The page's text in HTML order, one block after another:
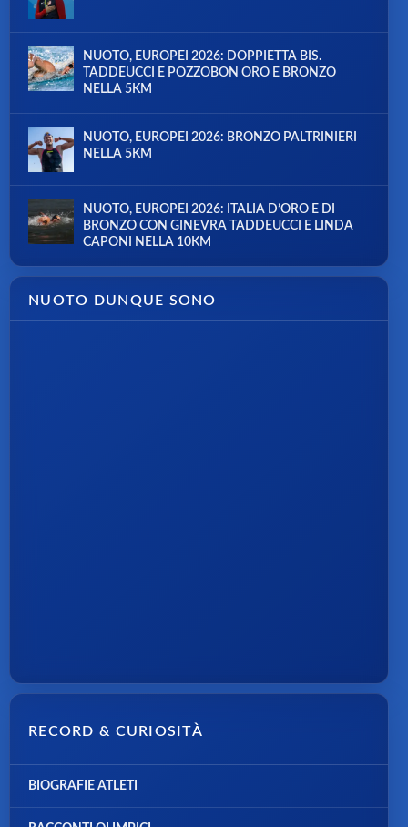
NUOTO, EUROPEI 2026: DOPPIETTA BIS.
TADDEUCCI E POZZOBON ORO E BRONZO
NELLA 5KM
NUOTO, EUROPEI 2026: BRONZO PALTRINIERI
NELLA 5KM
NUOTO, EUROPEI 2026: ITALIA D’ORO E DI
BRONZO CON GINEVRA TADDEUCCI E LINDA
CAPONI NELLA 10KM
NUOTO DUNQUE SONO
RECORD & CURIOSITÀ
BIOGRAFIE ATLETI